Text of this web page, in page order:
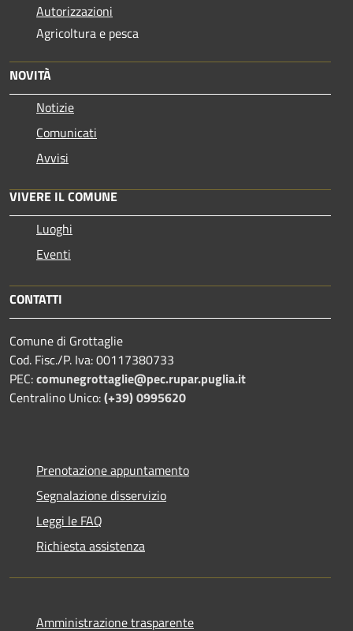
Autorizzazioni
Agricoltura e pesca
NOVITÀ
Notizie
Comunicati
Avvisi
VIVERE IL COMUNE
Luoghi
Eventi
CONTATTI
Comune di Grottaglie
Cod. Fisc./P. Iva: 00117380733
PEC:comunegrottaglie@pec.rupar.puglia.it
Centralino Unico:(+39) 0995620
Prenotazione appuntamento
Segnalazione disservizio
Leggi le FAQ
Richiesta assistenza
Amministrazione trasparente